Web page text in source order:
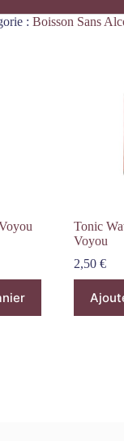
: Boisson Sans
Tonic
Voyou
2,50€